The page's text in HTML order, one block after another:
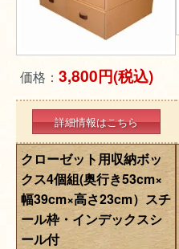
価格： 3,800円(税込)
詳細情報はこちら
クローゼット用収納ボッ
クス4個組(奥行き53cm×
幅39cm×高さ23cm）スチ
ール枠・インデックスシ
ール付